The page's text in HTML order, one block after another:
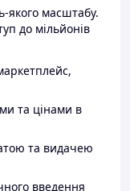
якого масштабу.
до мільйонів
та цінами в
та видачею
введення